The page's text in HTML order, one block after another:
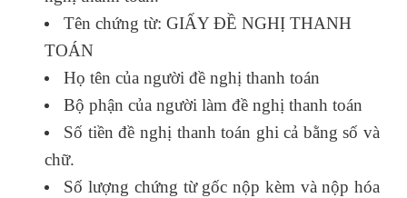
Tên chứng từ: GIẤY ĐỀ NGHỊ THANH
TOÁN
Họ tên của người đề nghị thanh toán
Bộ phận của người làm đề nghị thanh toán
Số tiền đề nghị thanh toán ghi cả bằng số và
chữ.
Số lượng chứng từ gốc nộp kèm và nộp hóa